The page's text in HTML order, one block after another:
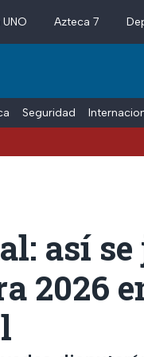
Azteca 7
Seguridad
así
2026